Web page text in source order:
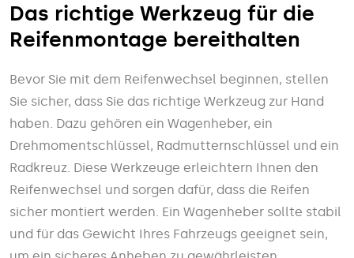
Das richtige Werkzeug für die
Reifenmontage bereithalten
Bevor Sie mit dem Reifenwechsel beginnen, stellen
Sie sicher, dass Sie das richtige Werkzeug zur Hand
haben. Dazu gehören ein Wagenheber, ein
Drehmomentschlüssel, Radmutternschlüssel und ein
Radkreuz. Diese Werkzeuge erleichtern Ihnen den
Reifenwechsel und sorgen dafür, dass die Reifen
sicher montiert werden. Ein Wagenheber sollte stabil
und für das Gewicht Ihres Fahrzeugs geeignet sein,